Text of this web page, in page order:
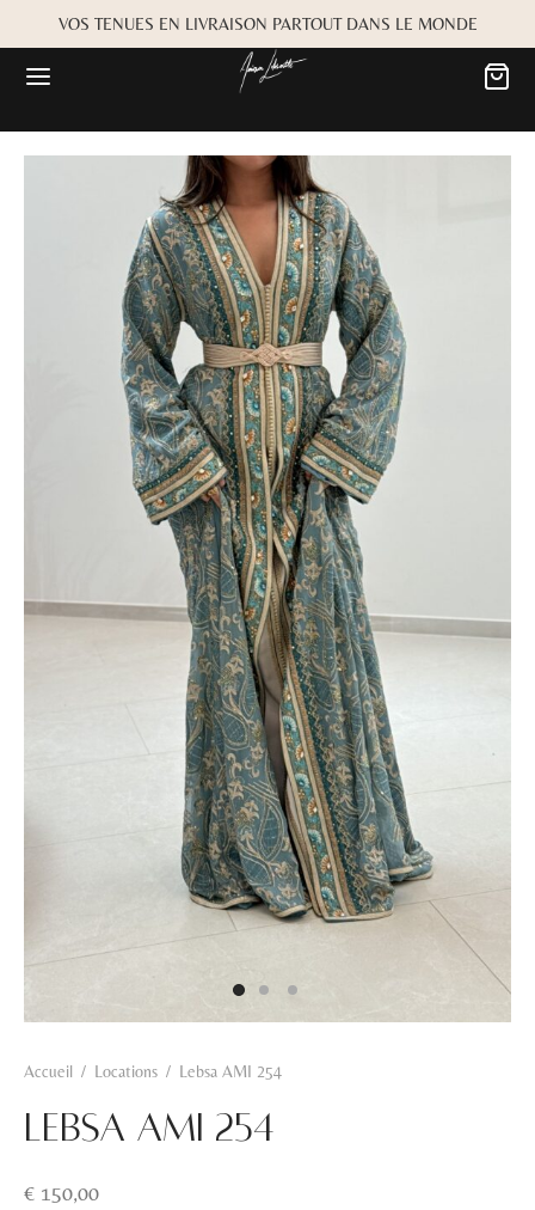
VOS TENUES EN LIVRAISON PARTOUT DANS LE MONDE
Accueil / Locations / Lebsa AMI 254
Lebsa AMI 254
€ 150,00